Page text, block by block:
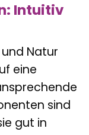
Intuitiv
und Natur
eine
sind
gut in